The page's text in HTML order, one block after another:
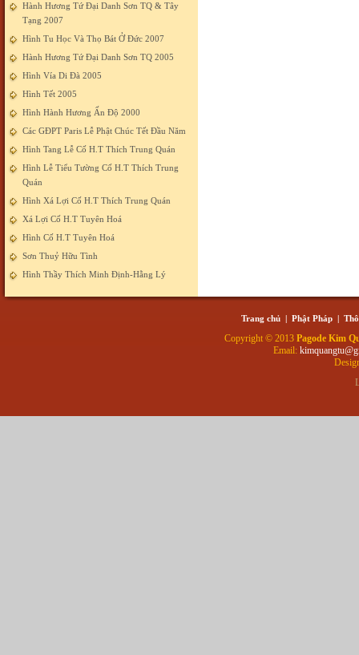
Hành Hương Tứ Đại Danh Sơn TQ & Tây
Tạng 2007
Hình Tu Học Và Thọ Bát Ở Đức 2007
Hành Hương Tứ Đại Danh Sơn TQ 2005
Hình Vía Di Đà 2005
Hình Tết 2005
Hình Hành Hương Ấn Độ 2000
Các GĐPT Paris Lễ Phật Chúc Tết Đầu Năm
Hình Tang Lễ Cố H.T Thích Trung Quán
Hình Lễ Tiểu Tường Cố H.T Thích Trung
Quán
Hình Xá Lợi Cố H.T Thích Trung Quán
Xá Lợi Cố H.T Tuyên Hoá
Hình Cố H.T Tuyên Hoá
Sơn Thuỷ Hữu Tình
Hình Thầy Thích Minh Định-Hằng Lý
Trang chủ | Phật Pháp |
Copyright © 2013 Pagode Kim
Email: